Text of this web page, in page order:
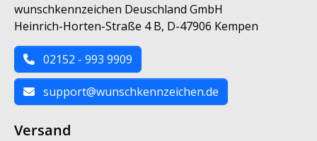
wunschkennzeichen Deuschland GmbH
Heinrich-Horten-Straße 4 B, D-47906 Kempen
02152 - 993 9909
support@wunschkennzeichen.de
Versand